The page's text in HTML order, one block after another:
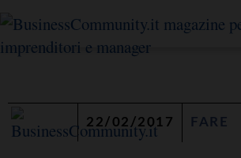
22/02/2017 FARE